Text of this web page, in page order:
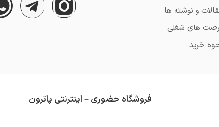
و نوشته ها
های شغلی
خرید
فروشگاه حضوری – اینترنتی پاترون